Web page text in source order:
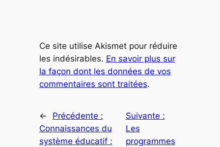
Ce site utilise Akismet pour réduire
les indésirables. En savoir plus sur
la façon dont les données de vos
commentaires sont traitées.
←
Précédente :
Connaissances du
système éducatif :
Suivante :
Les
programmes